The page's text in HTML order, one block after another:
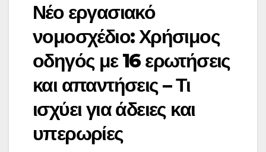
Νέο εργασιακό
νομοσχέδιο: Χρήσιμος
οδηγός με 16 ερωτήσεις
και απαντήσεις – Τι
ισχύει για άδειες και
υπερωρίες